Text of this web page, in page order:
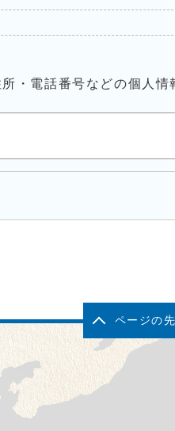
・電話番号などの個人情
ページの